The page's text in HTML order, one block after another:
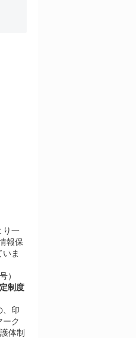
り一
報保
ま
）
制度
、印
ーク
体制